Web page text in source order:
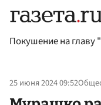
Покушение на главу
25 июня 2024 09:52